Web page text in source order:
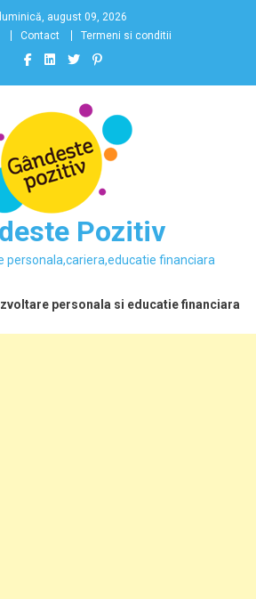
august 09, 2026
Contact Termeni si conditii
Pozitiv
personala,cariera,educatie financiara
personala si educatie financiara